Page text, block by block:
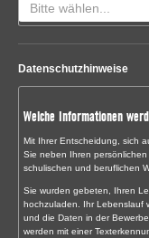
Bitte wählen...
Datenschutzhinweise
Welche Informationen
Mit Ihrer Entscheidung, sich
Sie neben Ihren
schulischen und beruflichen
Sie wurden gebeten, Ihren
hochzuladen. Ihr Lebenslauf
und die Daten in der
werden mit einer